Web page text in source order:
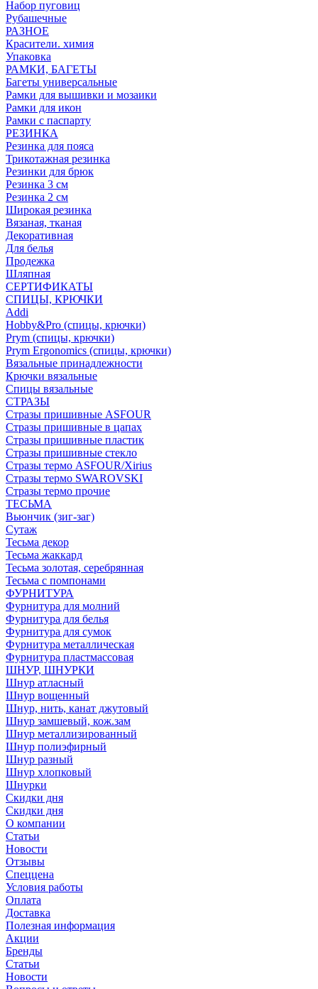
Набор пуговиц
Рубашечные
РАЗНОЕ
Красители. химия
Упаковка
РАМКИ, БАГЕТЫ
Багеты универсальные
Рамки для вышивки и мозаики
Рамки для икон
Рамки с паспарту
РЕЗИНКА
Резинка для пояса
Трикотажная резинка
Резинки для брюк
Резинка 3 см
Резинка 2 см
Широкая резинка
Вязаная, тканая
Декоративная
Для белья
Продежка
Шляпная
СЕРТИФИКАТЫ
СПИЦЫ, КРЮЧКИ
Addi
Hobby&Pro (спицы, крючки)
Prym (спицы, крючки)
Prym Ergonomics (спицы, крючки)
Вязальные принадлежности
Крючки вязальные
Спицы вязальные
СТРАЗЫ
Стразы пришивные ASFOUR
Стразы пришивные в цапах
Стразы пришивные пластик
Стразы пришивные стекло
Стразы термо ASFOUR/Xirius
Стразы термо SWAROVSKI
Стразы термо прочие
ТЕСЬМА
Вьюнчик (зиг-заг)
Сутаж
Тесьма декор
Тесьма жаккард
Тесьма золотая, серебрянная
Тесьма с помпонами
ФУРНИТУРА
Фурнитура для молний
Фурнитура для белья
Фурнитура для сумок
Фурнитура металлическая
Фурнитура пластмассовая
ШНУР, ШНУРКИ
Шнур атласный
Шнур вощенный
Шнур, нить, канат джутовый
Шнур замшевый, кож.зам
Шнур металлизированный
Шнур полиэфирный
Шнур разный
Шнур хлопковый
Шнурки
Скидки дня
Скидки дня
О компании
Статьи
Новости
Отзывы
Спеццена
Условия работы
Оплата
Доставка
Полезная информация
Акции
Бренды
Статьи
Новости